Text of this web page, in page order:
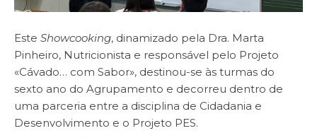
Este Showcooking, dinamizado pela Dra. Marta
Pinheiro, Nutricionista e responsável pelo Projeto
«Cávado… com Sabor», destinou-se às turmas do
sexto ano do Agrupamento e decorreu dentro de
uma parceria entre a disciplina de Cidadania e
Desenvolvimento e o Projeto PES.